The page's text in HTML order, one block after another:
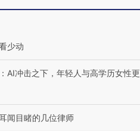
少动
： AI冲击之下，年轻人与高学历女性更
闻目睹的几位律师